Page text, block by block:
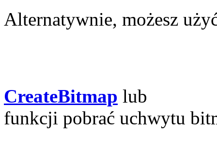
Alternatywnie, możesz
CreateBitmap lub
funkcji pobrać uchwytu